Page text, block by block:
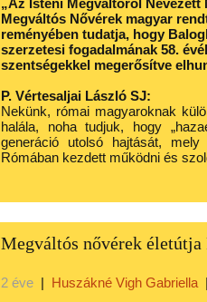
„Az Isteni Megváltóról Nevezett
Megváltós Nővérek magyar
reményében tudatja, hogy
szerzetesi fogadalmának 58.
szentségekkel megerősítve
P. Vértesaljai László SJ:
Nekünk, római magyaroknak
halála, noha tudjuk, hogy
generáció utolsó hajtását,
Rómában kezdett működni és
Megváltós nővérek életútja
2 éve | Huszákné Vigh Gabriella